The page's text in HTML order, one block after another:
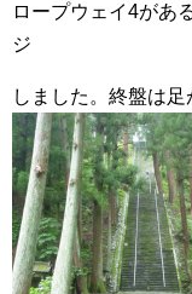
ロープウェイ4があ
ジ
しました。終盤は足